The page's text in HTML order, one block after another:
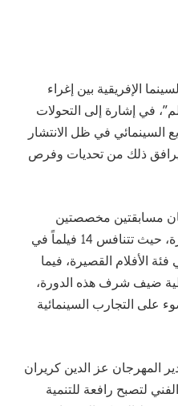
الإفريقية بين إغراء
في إشارة إلى التحولات
السينمائي في ظل الانتشار
يرافق ذلك من تحديات وفرص
مسابقتين مخصصتين
للأفلام الروائية الطويلة والقصيرة، حيث تتنافس 14 فيلماً في
و13 فيلماً في فئة الأفلام القصيرة، فيما
ضيف شرف هذه الدورة،
التجارب السينمائية
المهرجان عز الدين كريران
لتصبح رافعة للتنمية